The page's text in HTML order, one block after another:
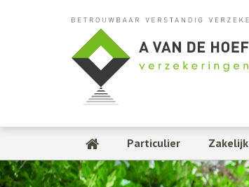
Particulier Zakelijk